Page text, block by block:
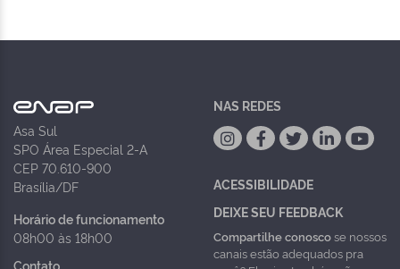
Asa Sul
SPO Área Especial 2-A
CEP 70.610-900
Brasília/DF
Horário de funcionamento
08h00 às 18h00
Contato
NAS REDES
ACESSIBILIDADE
DEIXE SEU FEEDBACK
Compartilhe conoscose nossos
canais estão adequados pra